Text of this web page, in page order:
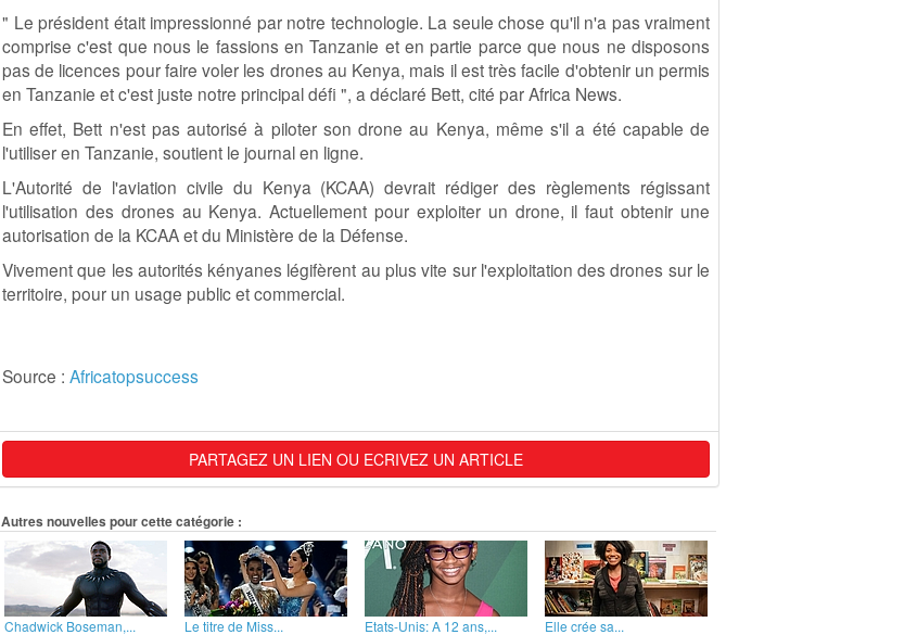
" Le président était impressionné par notre technologie. La seule chose qu'il n'a pas vraiment
comprise c'est que nous le fassions en Tanzanie et en partie parce que nous ne disposons
pas de licences pour faire voler les drones au Kenya, mais il est très facile d'obtenir un permis
en Tanzanie et c'est juste notre principal défi ", a déclaré Bett, cité par Africa News.
En effet, Bett n'est pas autorisé à piloter son drone au Kenya, même s'il a été capable de
l'utiliser en Tanzanie, soutient le journal en ligne.
L'Autorité de l'aviation civile du Kenya (KCAA) devrait rédiger des règlements régissant
l'utilisation des drones au Kenya. Actuellement pour exploiter un drone, il faut obtenir une
autorisation de la KCAA et du Ministère de la Défense.
Vivement que les autorités kényanes légifèrent au plus vite sur l'exploitation des drones sur le
territoire, pour un usage public et commercial.
Source : Africatopsuccess
PARTAGEZ UN LIEN OU ECRIVEZ UN ARTICLE
Autres nouvelles pour cette catégorie :
Chadwick Boseman,... Le titre de Miss... Etats-Unis: A 12 ans,... Elle crée sa...